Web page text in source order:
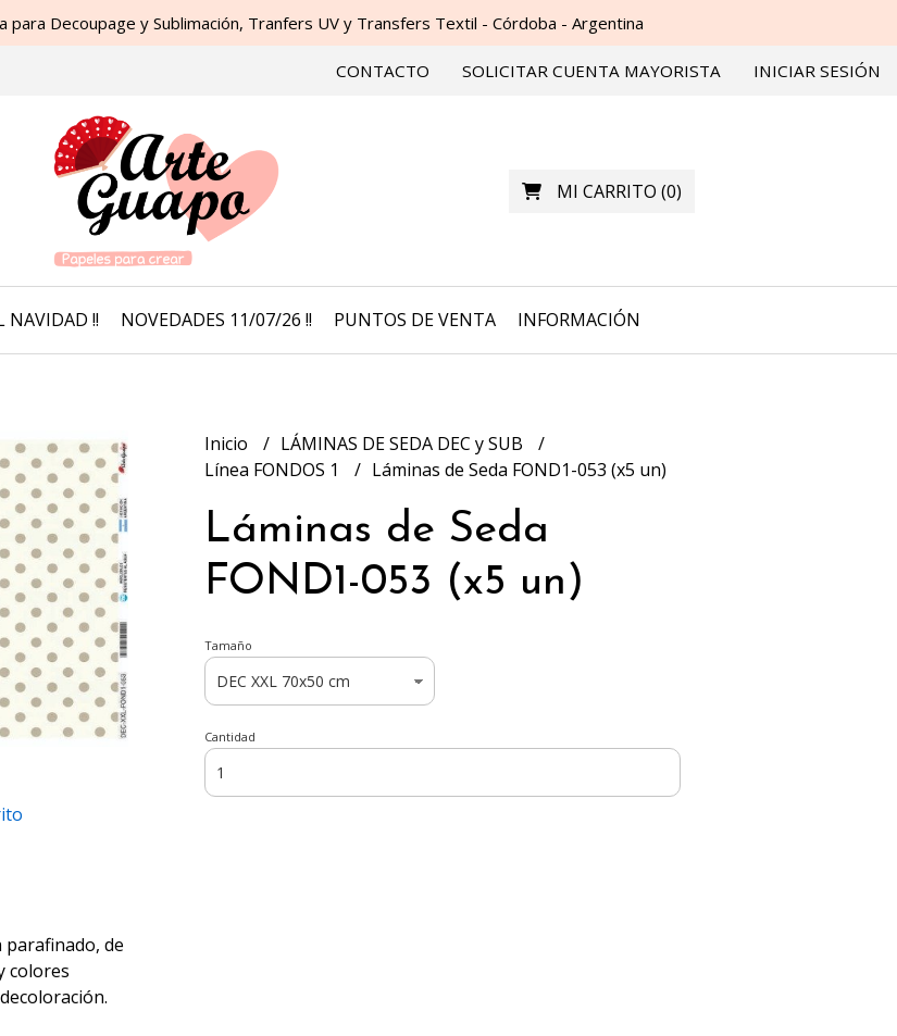
para Decoupage y Sublimación, Tranfers UV y Transfers Textil - Córdoba - Argentina
CONTACTO SOLICITAR CUENTA MAYORISTA INICIAR SESIÓN
MI CARRITO (0)
NAVIDAD !! NOVEDADES 11/07/26 !! PUNTOS DE VENTA INFORMACIÓN
parafinado, de
colores
Inicio
LÁMINAS DE SEDA DEC y SUB
Línea FONDOS 1
Láminas de Seda FOND1-053 (x5 un)
Láminas de Seda
FOND1-053 (x5 un)
Tamaño
Cantidad